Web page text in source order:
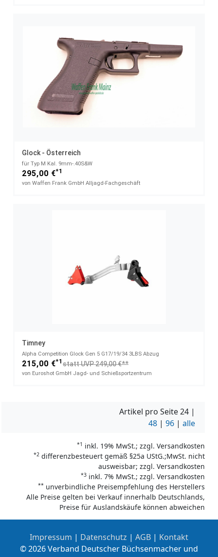
Glock - Österreich
für Typ M Kal. 9mm-.40S&W
295,00 €*1
von Waffen Frank GmbH Alljagd-Fachgeschäft
Timney
Alpha Competition Glock​ Gen 5 G17/19/34 3LBS Abzug
215,00 €*1 statt UVP 249,00 €**
von Euroshot GmbH Jagd- und Schießsportzentrum
Artikel pro Seite24 |
48 | 96 | alle
*1 inkl. 19% MwSt.; zzgl. Versandkosten
*2 differenzbesteuert gemäß §25a UStG.;MwSt. nicht
ausweisbar; zzgl. Versandkosten
*3 inkl. 7% MwSt.; zzgl. Versandkosten
** unverbindliche Preisempfehlung des Herstellers
Alle Preise gelten bei Verkauf innerhalb Deutschlands,
Preise für Auslandskäufe können abweichen
Impressum | Datenschutz | AGB | Kontakt
© 2026 Verband Deutscher Büchsenmacher und